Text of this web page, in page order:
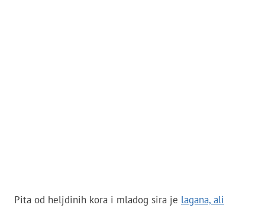
Pita od heljdinih kora i mladog sira je lagana, ali